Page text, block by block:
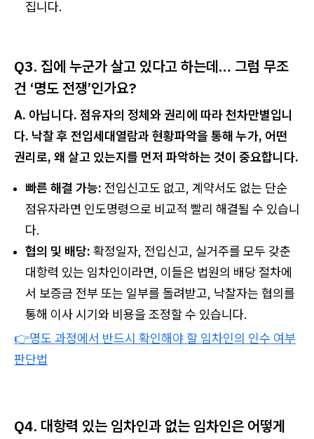
집니다.
Q3. 집에 누군가 살고 있다고 하는데… 그럼 무조
건 ‘명도 전쟁’인가요?
A. 아닙니다. 점유자의 정체와 권리에 따라 천차만별입니
다. 낙찰 후 전입세대열람과 현황파악을 통해 누가, 어떤
권리로, 왜 살고 있는지를 먼저 파악하는 것이 중요합니다.
빠른 해결 가능: 전입신고도 없고, 계약서도 없는 단순
점유자라면 인도명령으로 비교적 빨리 해결될 수 있습니
다.
협의 및 배당: 확정일자, 전입신고, 실거주를 모두 갖춘
대항력 있는 임차인이라면, 이들은 법원의 배당 절차에
서 보증금 전부 또는 일부를 돌려받고, 낙찰자는 협의를
통해 이사 시기와 비용을 조정할 수 있습니다.
👉명도 과정에서 반드시 확인해야 할 임차인의 인수 여부
판단법
Q4. 대항력 있는 임차인과 없는 임차인은 어떻게